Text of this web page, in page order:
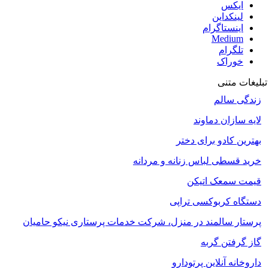
ایکس
لینکداین
اینستاگرام
Medium
تلگرام
خوراک
تبلیغات متنی
زندگی سالم
لایه سازان دماوند
بهترین کادو برای دختر
خرید قسطی لباس زنانه و مردانه
قیمت سمعک اتیکن
دستگاه کربوکسی تراپی
پرستار سالمند در منزل، شرکت خدمات پرستاری نیکو حامیان
گاز گرفتن گربه
داروخانه آنلاین پرتودارو